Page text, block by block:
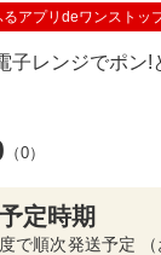
るアプリdeワンストッ
子レンジでポン
（0）
定時期
で順次発送予定